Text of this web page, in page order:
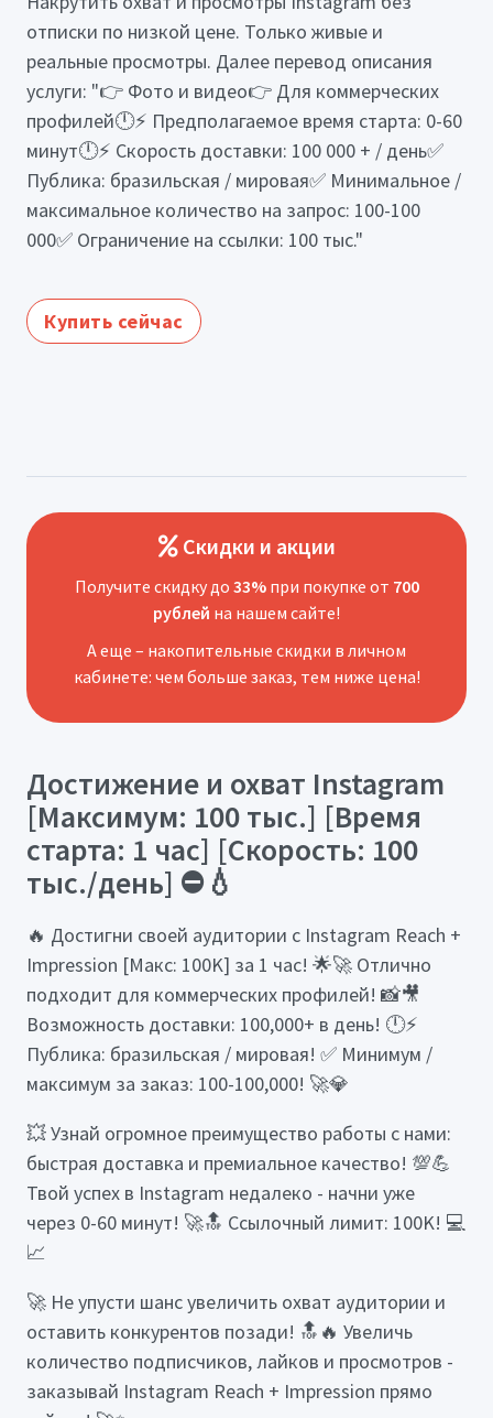
отписки по низкой цене. Только живые и
реальные просмотры. Далее перевод описания
услуги: "👉 Фото и видео👉 Для коммерческих
профилей🕛⚡ Предполагаемое время старта: 0-60
минут🕛⚡ Скорость доставки: 100 000 + / день✅
Публика: бразильская / мировая✅ Минимальное /
максимальное количество на запрос: 100-100
000✅ Ограничение на ссылки: 100 тыс."
Купить сейчас
Скидки и акции
Получите скидку до 33%при покупке от 700
рублей на нашем сайте!
А еще – накопительные скидки в личном
кабинете: чем больше заказ, тем ниже цена!
Достижение и охват Instagram
[Максимум: 100 тыс.] [Время
старта: 1 час] [Скорость: 100
тыс./день] ⛔️💧
🔥 Достигни своей аудитории с Instagram Reach +
Impression [Макс: 100K] за 1 час! 🌟🚀 Отлично
подходит для коммерческих профилей! 📸🎥
Возможность доставки: 100,000+ в день! 🕛⚡
Публика: бразильская / мировая! ✅ Минимум /
максимум за заказ: 100-100,000! 🚀💎
💥 Узнай огромное преимущество работы с нами:
быстрая доставка и премиальное качество! 💯💪
Твой успех в Instagram недалеко - начни уже
через 0-60 минут! 🚀🔝 Ссылочный лимит: 100K! 💻
📈
🚀 Не упусти шанс увеличить охват аудитории и
оставить конкурентов позади! 🔝🔥 Увеличь
количество подписчиков, лайков и просмотров -
заказывай Instagram Reach + Impression прямо